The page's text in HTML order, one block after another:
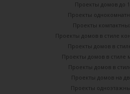
Проекты домов до
Проекты
Проекты
Проекты домов в стиле
Проекты домов в
Проекты домов в стиле
Проекты домов в
Проекты домов на
Проекты